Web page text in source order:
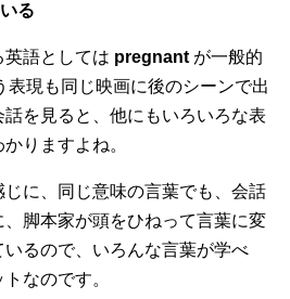
る
語としては pregnant が一般的
表現も同じ映画に後のシーンで出
を見ると、他にもいろいろな表
りますよね。
に、同じ意味の言葉でも、会話
脚本家が頭をひねって言葉に変
るので、いろんな言葉が学べ
なのです。